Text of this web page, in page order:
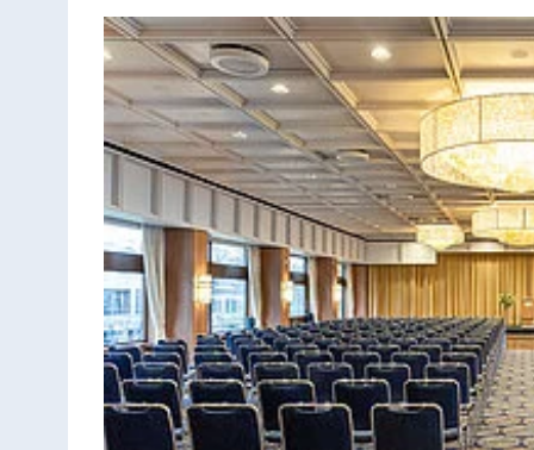
Hotel & Conference Center Taicang
Italia
Resort Calabria
Malta
Antonine Hotel & Spa Malta